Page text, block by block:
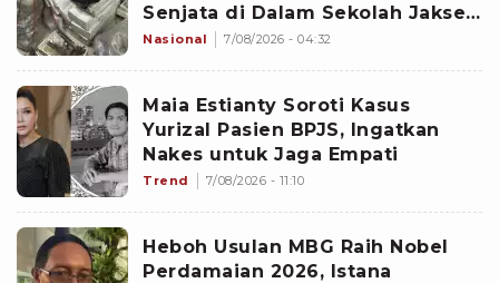
Senjata di Dalam Sekolah Jaksel
Sejak 2020
Nasional 7/08/2026 - 04:32
Maia Estianty Soroti Kasus
Yurizal Pasien BPJS, Ingatkan
Nakes untuk Jaga Empati
Trend 7/08/2026 - 11:10
Heboh Usulan MBG Raih Nobel
Perdamaian 2026, Istana